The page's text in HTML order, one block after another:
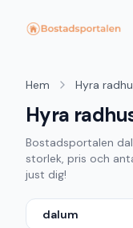
Hem Hyra
Hyra
Bostadsportalen
storlek, pris och
just dig!
dalum